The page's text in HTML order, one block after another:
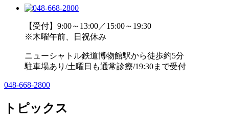
【受付】9:00～13:00／15:00～19:30
※木曜午前、日祝休み
ニューシャトル鉄道博物館駅から徒歩約5分
駐車場あり/土曜日も通常診療/19:30まで受付
048-668-2800
トピックス